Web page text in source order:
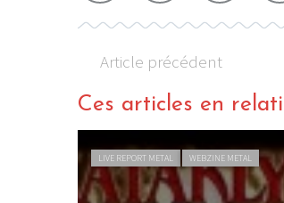
Article précédent
Ces articles en
LIVE REPORT METAL WEBZINE METAL